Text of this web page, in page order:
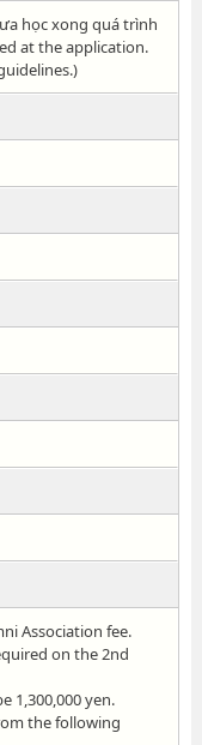
học xong quá trình
at the application.
Association fee.
on the 2nd
1,300,000 yen.
the following